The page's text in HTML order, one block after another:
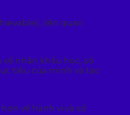
liên quan
nhân khẩu học, sở
tiêu của mình và tạo
về hành vi và sở